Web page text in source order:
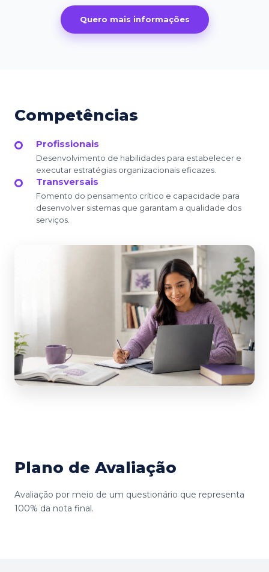
Quero mais informações
Competências
Profissionais
Desenvolvimento de habilidades para estabelecer e
executar estratégias organizacionais eficazes.
Transversais
Fomento do pensamento crítico e capacidade para
desenvolver sistemas que garantam a qualidade dos
serviços.
Plano de Avaliação
Avaliação por meio de um questionário que representa
100% da nota final.